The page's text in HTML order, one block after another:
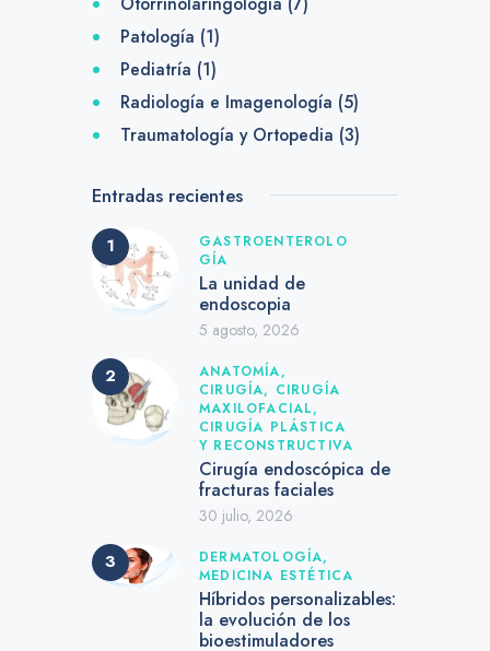
Patología (1)
Pediatría (1)
Radiología e Imagenología (5)
Traumatología y Ortopedia (3)
Entradas recientes
GASTROENTEROLO
GÍA
La unidad de
endoscopia
5 agosto, 2026
ANATOMÍA,
CIRUGÍA, CIRUGÍA
MAXILOFACIAL,
CIRUGÍA PLÁSTICA
Y RECONSTRUCTIVA
Cirugía endoscópica de
fracturas faciales
30 julio, 2026
DERMATOLOGÍA,
MEDICINA ESTÉTICA
Híbridos personalizables:
la evolución de los
bioestimuladores